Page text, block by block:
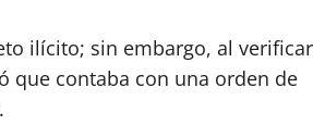
ilícito; sin embargo, al verificar
que contaba con una orden de